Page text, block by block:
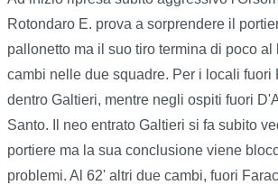
Rotondaro E. prova a sorprendere il
pallonetto ma il suo tiro termina di poco al
cambi nelle due squadre. Per i locali fuori
dentro Galtieri, mentre negli ospiti fuori
Santo. Il neo entrato Galtieri si fa subito
portiere ma la sua conclusione viene
problemi. Al 62' altri due cambi, fuori